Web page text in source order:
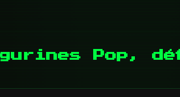
Pop,